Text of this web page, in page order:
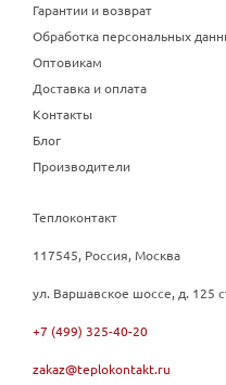
Гарантии и возврат
Обработка персональных
Оптовикам
Доставка и оплата
Контакты
Блог
Производители
Теплоконтакт
117545, Россия, Москва
ул. Варшавское шоссе, д. 125
+7 (499) 325-40-20
zakaz@teplokontakt.ru